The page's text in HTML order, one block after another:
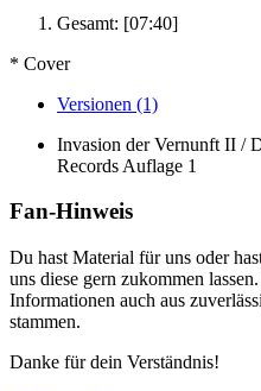
Gesamt: [07:40]
* Cover
Versionen (1)
Invasion der Vernunft II /
Records Auflage 1
Fan-Hinweis
Du hast Material für uns oder
uns diese gern zukommen
Informationen auch aus
stammen.
Danke für dein Verständnis!